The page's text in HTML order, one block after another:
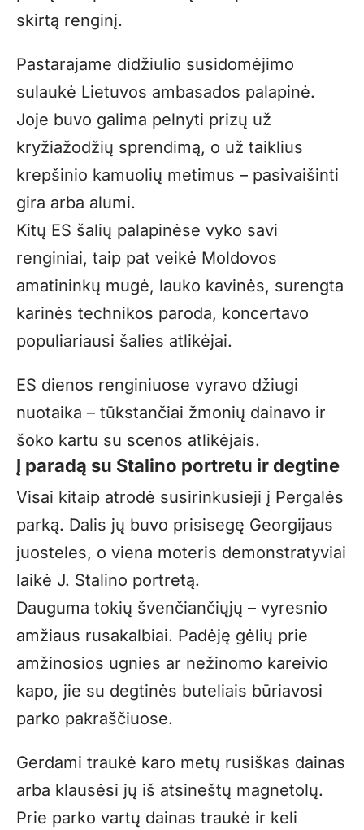
skirtą renginį.
Pastarajame didžiulio susidomėjimo
sulaukė Lietuvos ambasados palapinė.
Joje buvo galima pelnyti prizų už
kryžiažodžių sprendimą, o už taiklius
krepšinio kamuolių metimus – pasivaišinti
gira arba alumi.
Kitų ES šalių palapinėse vyko savi
renginiai, taip pat veikė Moldovos
amatininkų mugė, lauko kavinės, surengta
karinės technikos paroda, koncertavo
populiariausi šalies atlikėjai.
ES dienos renginiuose vyravo džiugi
nuotaika – tūkstančiai žmonių dainavo ir
šoko kartu su scenos atlikėjais.
Į paradą su Stalino portretu ir degtine
Visai kitaip atrodė susirinkusieji į Pergalės
parką. Dalis jų buvo prisisegę Georgijaus
juosteles, o viena moteris demonstratyviai
laikė J. Stalino portretą.
Dauguma tokių švenčiančiųjų – vyresnio
amžiaus rusakalbiai. Padėję gėlių prie
amžinosios ugnies ar nežinomo kareivio
kapo, jie su degtinės buteliais būriavosi
parko pakraščiuose.
Gerdami traukė karo metų rusiškas dainas
arba klausėsi jų iš atsineštų magnetolų.
Prie parko vartų dainas traukė ir keli